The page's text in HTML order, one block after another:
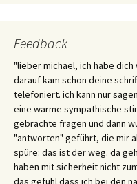
Feedback
"lieber michael, ich habe
darauf kam schon deine
telefoniert. ich kann nur
eine warme sympathische
gebrachte fragen und dann
"antworten" geführt, die mir
spüre: das ist der weg. da
haben mit sicherheit nicht
das gefühl dass ich bei den